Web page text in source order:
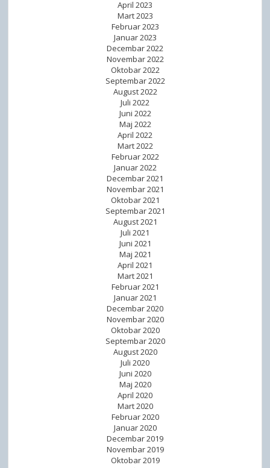
April 2023
Mart 2023
Februar 2023
Januar 2023
Decembar 2022
Novembar 2022
Oktobar 2022
Septembar 2022
August 2022
Juli 2022
Juni 2022
Maj 2022
April 2022
Mart 2022
Februar 2022
Januar 2022
Decembar 2021
Novembar 2021
Oktobar 2021
Septembar 2021
August 2021
Juli 2021
Juni 2021
Maj 2021
April 2021
Mart 2021
Februar 2021
Januar 2021
Decembar 2020
Novembar 2020
Oktobar 2020
Septembar 2020
August 2020
Juli 2020
Juni 2020
Maj 2020
April 2020
Mart 2020
Februar 2020
Januar 2020
Decembar 2019
Novembar 2019
Oktobar 2019